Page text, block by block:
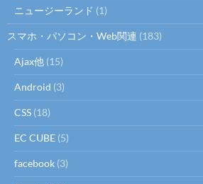
ニュージーランド (1)
スマホ・パソコン・Web関連 (183)
Ajax他 (15)
Android (3)
CSS (18)
EC CUBE (5)
facebook (3)